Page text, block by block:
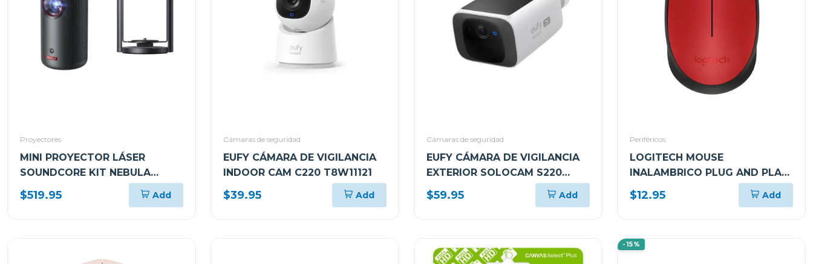
Proyectores
MINI PROYECTOR LÁSER
SOUNDCORE KIT NEBULA
CAPSULA 3 + STAND SOPORTE
KT071XPA62
$519.95 Add
Cámaras de seguridad
EUFY CÁMARA DE VIGILANCIA
INDOOR CAM C220 T8W11121
$39.95 Add
Cámaras de seguridad
EUFY CÁMARA DE VIGILANCIA
EXTERIOR SOLOCAM S220
T8134121
$59.95 Add
Periféricos
LOGITECH MOUSE
INALAMBRICO PLUG AND PLAY
ROJO M170
$12.95 Add
-15%